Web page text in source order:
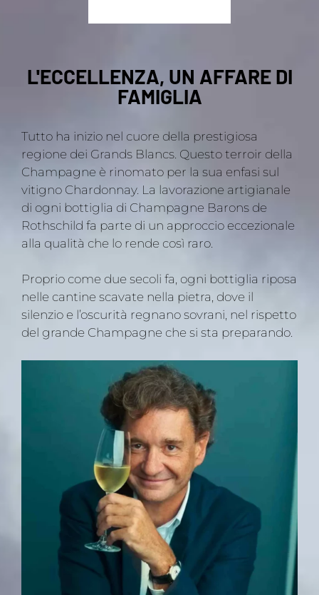
L'ECCELLENZA, UN AFFARE DI
FAMIGLIA
Tutto ha inizio nel cuore della prestigiosa
regione dei Grands Blancs. Questo terroir della
Champagne è rinomato per la sua enfasi sul
vitigno Chardonnay. La lavorazione artigianale
di ogni bottiglia di Champagne Barons de
Rothschild fa parte di un approccio eccezionale
alla qualità che lo rende così raro.
Proprio come due secoli fa, ogni bottiglia riposa
nelle cantine scavate nella pietra, dove il
silenzio e l’oscurità regnano sovrani, nel rispetto
del grande Champagne che si sta preparando.